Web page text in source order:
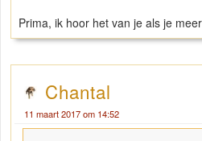
Prima, ik hoor het van je als je
Chantal
11 maart 2017 om 14:52